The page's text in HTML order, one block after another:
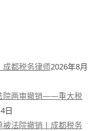
成都税务律师2026年8月
院两审撤销——重大税
日
法院撤销丨成都税务